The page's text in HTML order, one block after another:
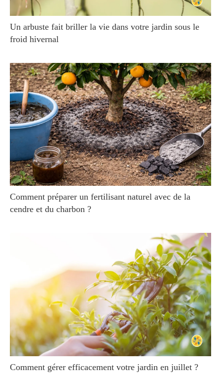
Un arbuste fait briller la vie dans votre jardin sous le
froid hivernal
Comment préparer un fertilisant naturel avec de la
cendre et du charbon ?
Comment gérer efficacement votre jardin en juillet ?